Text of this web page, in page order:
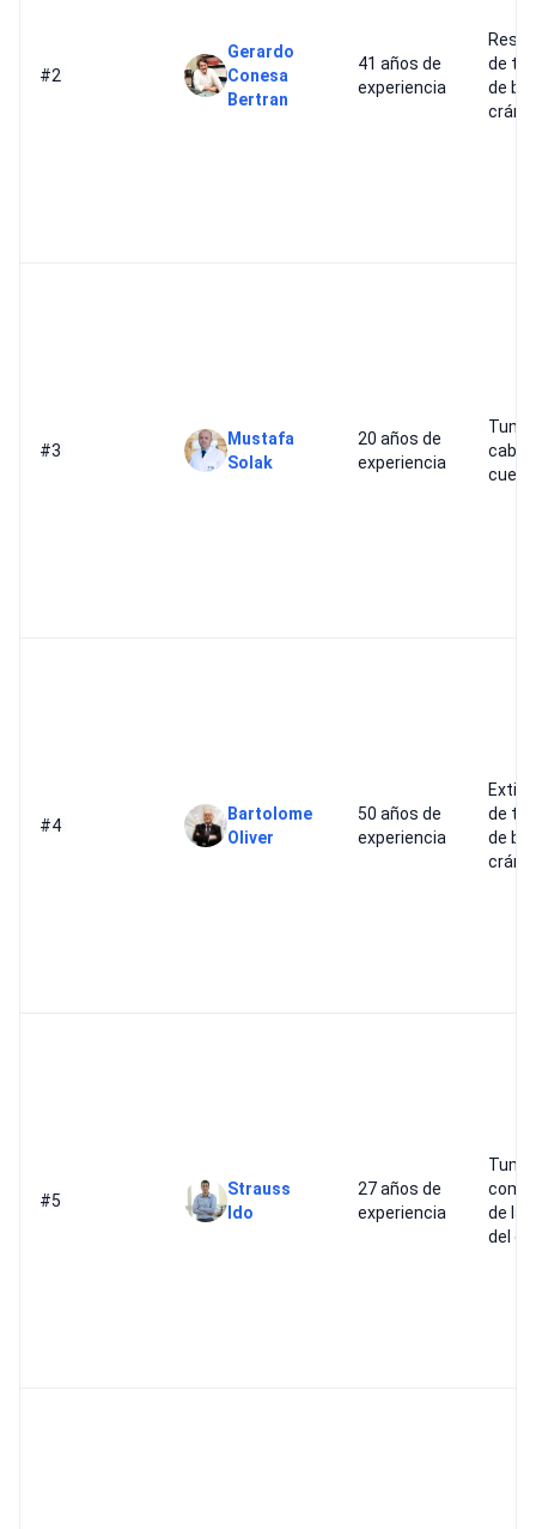
#2
Gerardo
Conesa
Bertran
41 años de
experiencia
de
de
#3
Mustafa
Solak
20 años de
experiencia
cuello
#4
Bartolome
Oliver
50 años de
experiencia
de
de
#5
Strauss
Ido
27 años de
experiencia
de la
del